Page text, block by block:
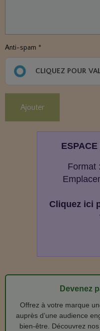
Anti-spam
CLIQUEZ POUR
Ajouter
Format
Cliquez ici
Devenez
Offrez à votre marque
auprès d’une audience
bien‑être. Découvrez nos